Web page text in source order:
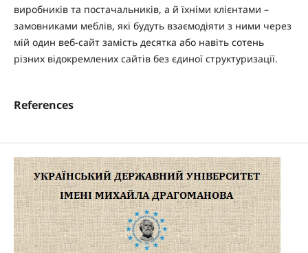
виробників та постачальників, а й їхніми клієнтами –
замовниками меблів, які будуть взаємодіяти з ними через
мій один веб-сайт замість десятка або навіть сотень
різних відокремлених сайтів без єдиної структуризації.
References